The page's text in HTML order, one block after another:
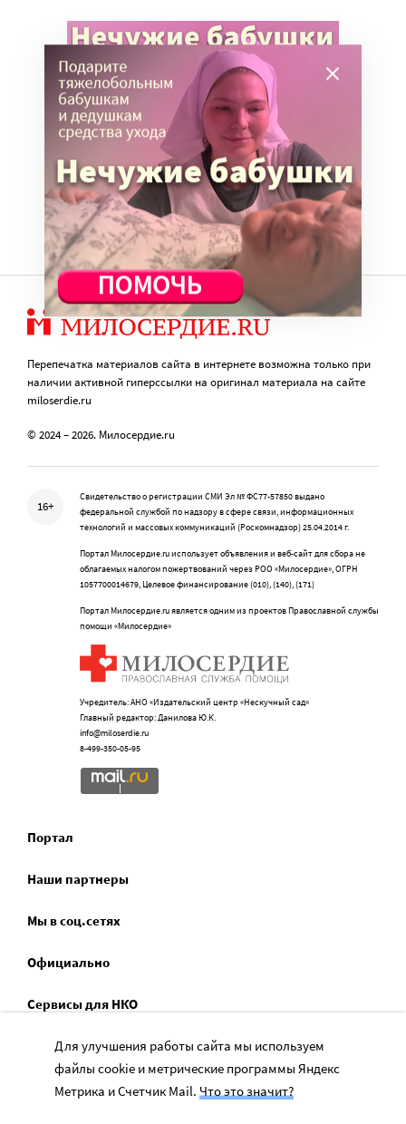
Перепечатка материалов сайта в интернете возможна только при
наличии активной гиперссылки на оригинал материала на сайте
miloserdie.ru
© 2024 – 2026. Милосердие.ru
16+
Свидетельство о регистрации СМИ Эл № ФС77-57850 выдано
федеральной службой по надзору в сфере связи, информационных
технологий и массовых коммуникаций (Роскомнадзор) 25.04.2014 г.
Портал Милосердие.ru использует объявления и веб-сайт для сбора не
облагаемых налогом пожертвований через РОО «Милосердие», ОГРН
1057700014679, Целевое финансирование (010), (140), (171)
Портал Милосердие.ru является одним из проектов Православной службы
помощи «Милосердие»
Учредитель: АНО «Издательский центр «Нескучный сад»
Главный редактор: Данилова Ю.К.
info@miloserdie.ru
8-499-350-05-95
Портал
Наши партнеры
Мы в соц.сетях
Официально
Сервисы для НКО
Спецпроекты
Социальное служение
Для улучшения работы сайта мы используем
файлы cookie и метрические программы Яндекс
Метрика и Счетчик Mail. Что это значит?